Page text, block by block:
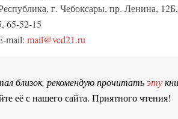
г. Чебоксары, пр. Ленина,
65-52-15
mail: mail@ved21.ru
близок, рекомендую прочитатьэту
её с нашего сайта. Приятного чтения!